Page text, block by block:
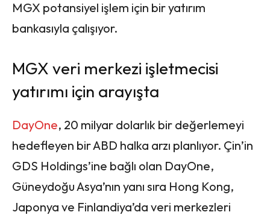
MGX potansiyel işlem için bir yatırım
bankasıyla çalışıyor.
MGX veri merkezi işletmecisi
yatırımı için arayışta
DayOne, 20 milyar dolarlık bir değerlemeyi
hedefleyen bir ABD halka arzı planlıyor. Çin’in
GDS Holdings’ine bağlı olan DayOne,
Güneydoğu Asya’nın yanı sıra Hong Kong,
Japonya ve Finlandiya’da veri merkezleri